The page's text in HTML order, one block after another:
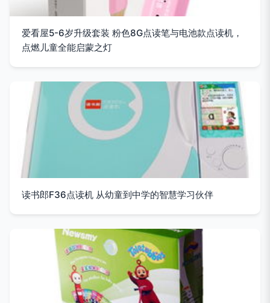
爱看屋5-6岁升级套装 粉色8G点读笔与电池款点读机，
点燃儿童全能启蒙之灯
读书郎F36点读机 从幼童到中学的智慧学习伙伴